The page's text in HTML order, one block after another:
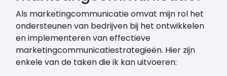
Als marketingcommunicatie omvat mijn rol het
ondersteunen van bedrijven bij het ontwikkelen
en implementeren van effectieve
marketingcommunicatiestrategieën. Hier zijn
enkele van de taken die ik kan uitvoeren: